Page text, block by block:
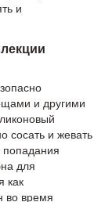
и
и другими
сосать и жевать
для
как
во время